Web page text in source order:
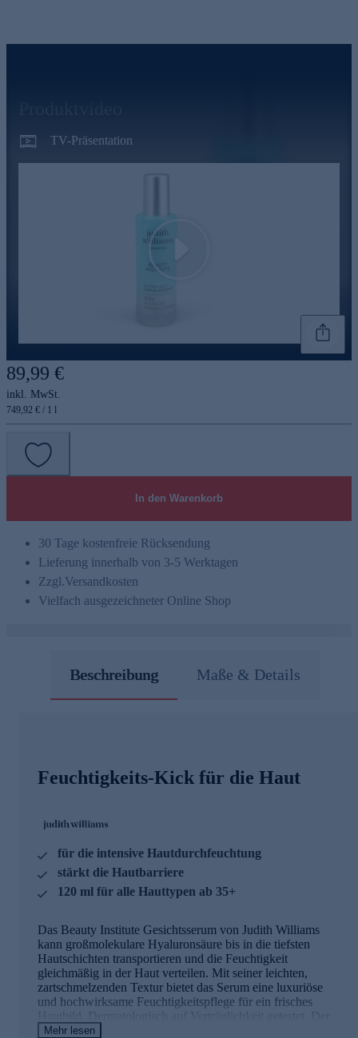
TV-Präsentation
89,99 €
inkl. MwSt.
749,92 € / 1 l
In den Warenkorb
30 Tage kostenfreie Rücksendung
Lieferung innerhalb von 3-5 Werktagen
Zzgl.Versandkosten
Vielfach ausgezeichneter Online Shop
Beschreibung Maße & Details
Feuchtigkeits-Kick für die Haut
für die intensive Hautdurchfeuchtung
stärkt die Hautbarriere
120 ml für alle Hauttypen ab 35+
Das Beauty Institute Gesichtsserum von Judith Williams
kann großmolekulare Hyaluronsäure bis in die tiefsten
Hautschichten transportieren und die Feuchtigkeit
gleichmäßig in der Haut verteilen. Mit seiner leichten,
zartschmelzenden Textur bietet das Serum eine luxuriöse
und hochwirksame Feuchtigkeitspflege für ein frisches
Hautbild. Dermatologisch auf Verträglichkeit getestet. Der
enthaltene 6,5 % AQUALUXE Hydration Complex ahmt
Mehr lesen